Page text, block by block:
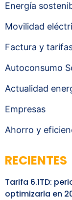
Energía
Movilidad
Factura y
Autoconsumo
Actualidad
Empresas
Ahorro y
RECIENTES
Tarifa 6.1TD:
optimizarla en